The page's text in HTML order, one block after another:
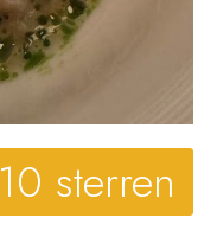
10 sterren